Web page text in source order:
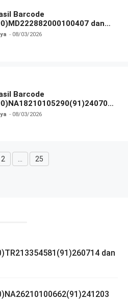
Barcode
dan
BPOM
08/03/2026
Barcode
Izin BPOM
08/03/2026
Halaman
2 … Halaman
25
dan